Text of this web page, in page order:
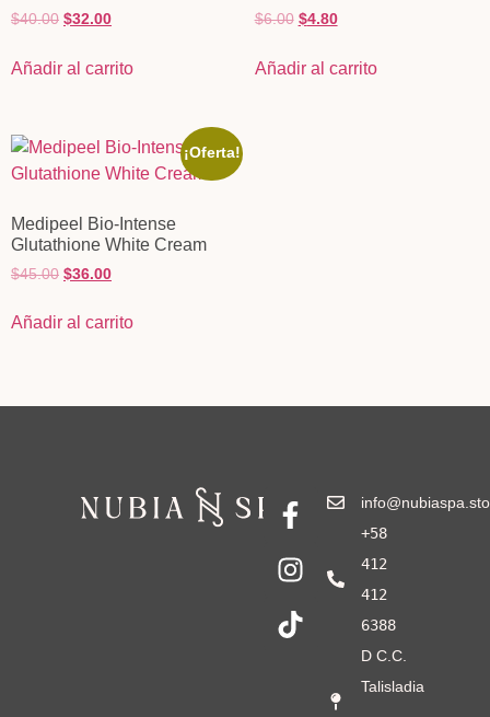
$40.00 $32.00
Añadir al carrito
$6.00 $4.80
Añadir al carrito
¡Oferta!
Medipeel Bio-Intense
Glutathione White Cream
$45.00 $36.00
Añadir al carrito
+58
412
412
6388
D C.C.
Talisladia